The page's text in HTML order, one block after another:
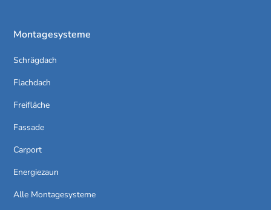
Montagesysteme
Schrägdach
Flachdach
Freifläche
Fassade
Carport
Energiezaun
Alle Montagesysteme